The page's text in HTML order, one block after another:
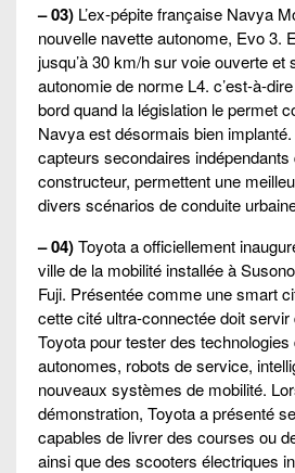
– 03) L’ex-pépite française Navya
nouvelle navette autonome, Evo 3.
jusqu’à 30 km/h sur voie ouverte
autonomie de norme L4. c’est-à-
bord quand la législation le permet
Navya est désormais bien
capteurs secondaires indépendants
constructeur, permettent une
divers scénarios de conduite
– 04)Toyota a officiellement
ville de la mobilité installée à
Fuji. Présentée comme une smart
cette cité ultra-connectée doit servir
Toyota pour tester des
autonomes, robots de service,
nouveaux systèmes de mobilité.
démonstration, Toyota a présenté
capables de livrer des courses ou
ainsi que des scooters électriques